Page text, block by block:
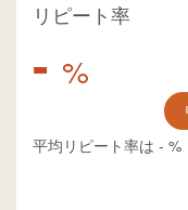
リピート率
- %
平均リピート率は - %